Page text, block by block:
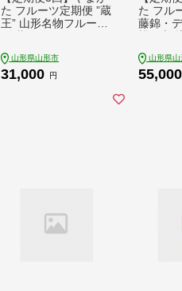
た フルーツ定期便 ”蔵
王” 山形名物フルーツ
ス] FZ24-528
山形県山形市
31,000 円
た フル
藤錦・
山形県山
55,000